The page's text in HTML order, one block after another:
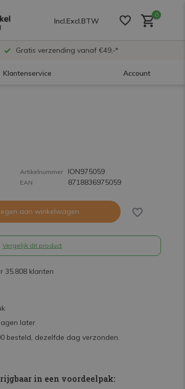
Incl.Excl.BTW
0
Gratis verzending vanaf €49,-*
Klantenservice Account
Artikelnummer ION975059
EAN 8718836975059
aan winkelwagen
Vergelijk dit product
35.808 klanten
later
besteld, dezelfde dag verzonden.
in een voordeelpak: